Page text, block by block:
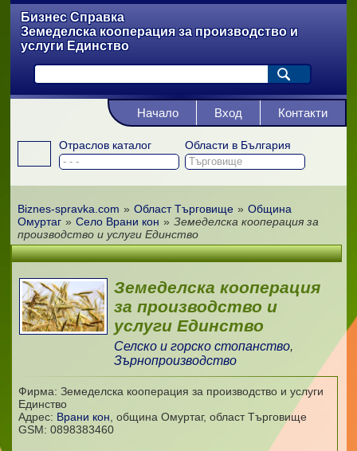
Бизнес Справка
Земеделска кооперация за производство и
услуги Единство
Отраслов каталог Области в България
Начало Вход Контакти
Biznes-spravka.com » Област Търговище » Община
Омуртаг » Село Врани кон » Земеделска кооперация за
производство и услуги Единство
Земеделска кооперация
за производство и
услуги Единство
Селско и горско стопанство,
Зърнопроизводство
Фирма: Земеделска кооперация за производство и услуги
Единство
Адрес: Врани кон община Омуртаг, област Търговище
GSM: 0898383460